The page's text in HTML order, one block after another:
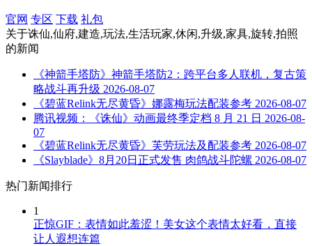
官网 专区 下载 礼包
关于诛仙,仙府,建造,玩法,生活玩家,休闲,升级,家具,旋转,拍照
的新闻
《神箭手塔防》神箭手塔防2：跨平台多人联机，复古策
略战斗再升级 2026-08-07
《碧蓝Relink无尽黄昏》娜露梅玩法配装参考 2026-08-07
腾讯视频：《诛仙》动画最终季定档 8 月 21 日 2026-08-
07
《碧蓝Relink无尽黄昏》芙劳玩法及配装参考 2026-08-07
《Slayblade》8月20日正式发售 肉鸽战斗陀螺 2026-08-07
热门新闻排行
1
正惊GIF：表情如此羞涩！美女这个表情太好看，直接
让人遐想连篇